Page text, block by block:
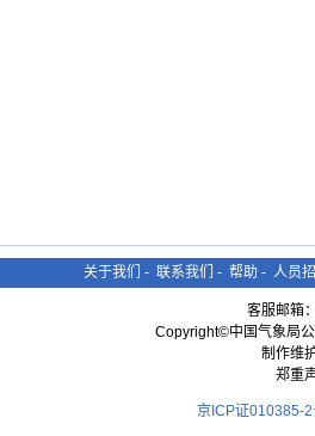
关于我们 - 联系我们 - 帮助 - 人员
客服邮箱：
Copyright©中国气象局
制作维
郑重
京ICP证010385-2